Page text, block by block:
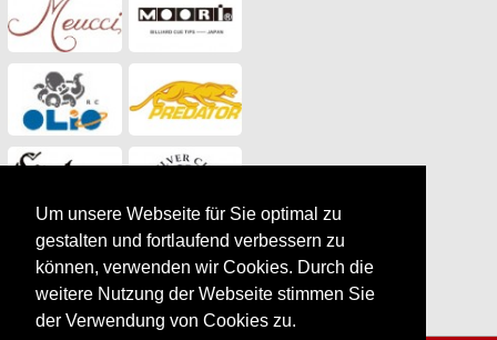
Um unsere Webseite für Sie optimal zu
gestalten und fortlaufend verbessern zu
können, verwenden wir Cookies. Durch die
weitere Nutzung der Webseite stimmen Sie
der Verwendung von Cookies zu.